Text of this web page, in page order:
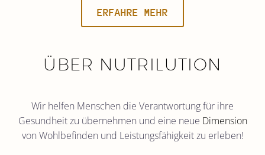
ERFAHRE MEHR
ÜBER NUTRILUTION
Wir helfen Menschen die Verantwortung für ihre
Gesundheit zu übernehmen und eine neue Dimension
von Wohlbefinden und Leistungsfähigkeit zu erleben!